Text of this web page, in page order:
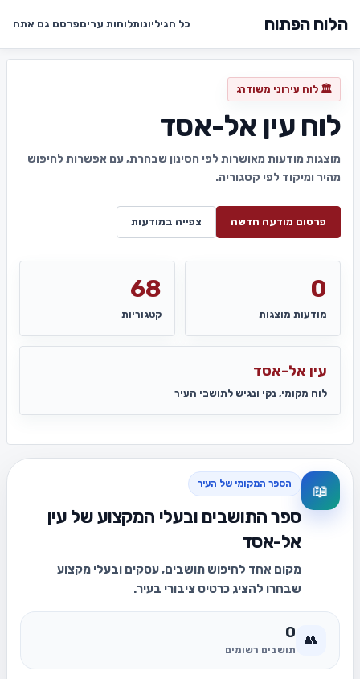
הלוח הפתוח כל הגיליונותלוחות עריםפרסם גם אתה
🏛️ לוח עירוני משודרג
לוח עין אל-אסד
מוצגות מודעות מאושרות לפי הסינון שבחרת, עם אפשרות לחיפוש
מהיר ומיקוד לפי קטגוריה.
פרסום מודעה חדשה צפייה במודעות
0
מודעות מוצגות
68
קטגוריות
עין אל-אסד
לוח מקומי, נקי ונגיש לתושבי העיר
📖 הספר המקומי של העיר
ספר התושבים ובעלי המקצוע של עין
אל-אסד
מקום אחד לחיפוש תושבים, עסקים ובעלי מקצוע
שבחרו להציג כרטיס ציבורי בעיר.
👥
0
תושבים רשומים